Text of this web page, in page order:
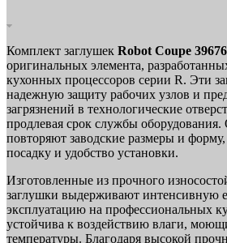
Комплект заглушек Robot Coupe 39676
оригинальных элемента,
кухонных процессоров серии R. Эти
надежную защиту рабочих узлов и
загрязнений в технологические
продлевая срок службы
повторяют заводские размеры и
посадку и удобство установки.
Изготовленные из прочного
заглушки выдерживают интенсивную
эксплуатацию на профессиональных
устойчива к воздействию влаги,
температуры. Благодаря высокой